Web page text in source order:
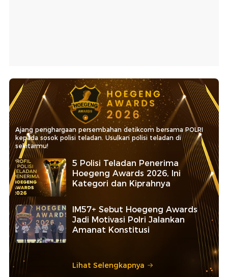
Ajang penghargaan persembahan detikcom bersama POLRI
kepada sosok polisi teladan. Usulkan polisi teladan di
sekitarmu!
5 Polisi Teladan Penerima
Hoegeng Awards 2026, Ini
Kategori dan Kiprahnya
IM57+ Sebut Hoegeng Awards
Jadi Motivasi Polri Jalankan
Amanat Konstitusi
Lihat Selengkapnya